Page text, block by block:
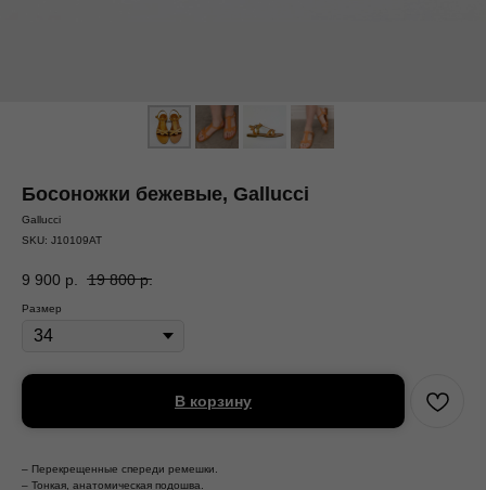
Босоножки бежевые, Gallucci
Gallucci
SKU: J10109AT
9 900 р. 19 800 р.
Размер
В корзину
– Перекрещенные спереди ремешки.
– Тонкая, анатомическая подошва.